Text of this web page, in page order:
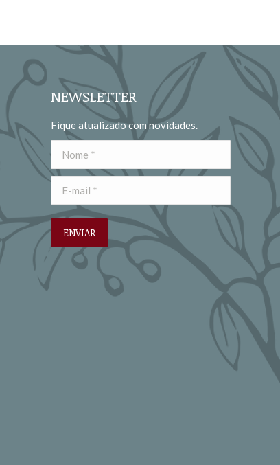
NEWSLETTER
Fique atualizado com novidades.
Nome *
E-mail *
ENVIAR